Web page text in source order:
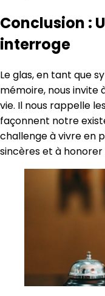
Conclusion :
interroge
Le glas, en tant que
mémoire, nous
vie. Il nous rappelle
façonnent notre
challenge à vivre en
sincères et à honorer